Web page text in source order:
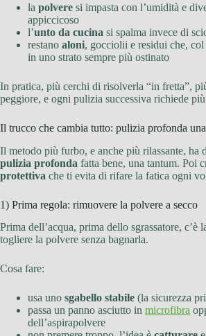
la polvere si impasta con l’umidità e
appiccicoso
l’unto da cucina si spalma invece di
restano aloni, gocciolii e residui che,
in uno strato sempre più ostinato
In pratica, più cerchi di risolverla “in fretta”,
peggiore, e ogni pulizia successiva richiede
Il trucco che cambia tutto: pulizia profonda
Il metodo più furbo, e anche più rilassante, ha
pulizia profonda fatta bene, una tantum. Poi
protettiva che ti evita di rifare la fatica ogni
1) Prima regola: rimuovere la polvere a secco
Prima dell’acqua, prima dello sgrassatore, c’è
togliere la polvere senza bagnarla.
Cosa fare:
usa uno sgabello stabile (la sicurezza
passa un panno asciutto in microfibra
dell’aspirapolvere